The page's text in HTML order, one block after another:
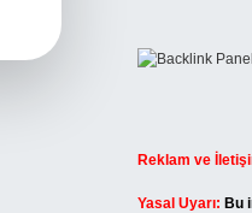
Reklam ve
Yasal Uyarı: Bu